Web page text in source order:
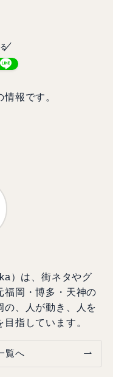
報です。
）は、街ネタやグ
福岡・博多・天神の
の、人が動き、人を
指しています。
覧へ